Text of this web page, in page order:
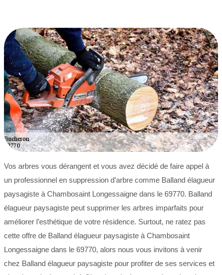
Vos arbres vous dérangent et vous avez décidé de faire appel à
un professionnel en suppression d’arbre comme Balland élagueur
paysagiste à Chambosaint Longessaigne dans le 69770. Balland
élagueur paysagiste peut supprimer les arbres imparfaits pour
améliorer l’esthétique de votre résidence. Surtout, ne ratez pas
cette offre de Balland élagueur paysagiste à Chambosaint
Longessaigne dans le 69770, alors nous vous invitons à venir
chez Balland élagueur paysagiste pour profiter de ses services et